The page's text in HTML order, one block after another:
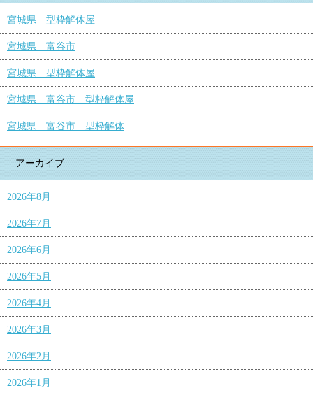
宮城県 型枠解体屋
宮城県 富谷市
宮城県 型枠解体屋
宮城県 富谷市 型枠解体屋
宮城県 富谷市 型枠解体
アーカイブ
2026年8月
2026年7月
2026年6月
2026年5月
2026年4月
2026年3月
2026年2月
2026年1月